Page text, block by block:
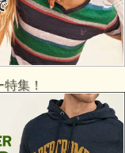
集！